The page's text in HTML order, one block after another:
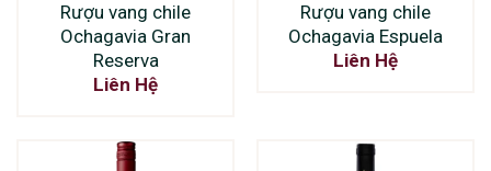
Rượu vang chile
Ochagavia Gran
Reserva
Liên Hệ
Rượu vang chile
Ochagavia Espuela
Liên Hệ